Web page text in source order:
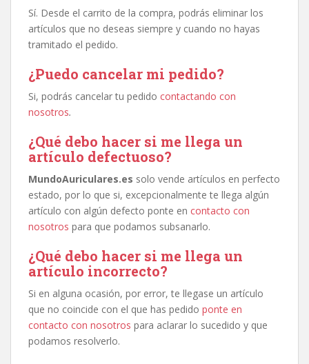
Sí. Desde el carrito de la compra, podrás eliminar los
artículos que no deseas siempre y cuando no hayas
tramitado el pedido.
¿Puedo cancelar mi pedido?
Si, podrás cancelar tu pedido contactando con
nosotros.
¿Qué debo hacer si me llega un
artículo defectuoso?
MundoAuriculares.es solo vende artículos en perfecto
estado, por lo que si, excepcionalmente te llega algún
artículo con algún defecto ponte en contacto con
nosotros para que podamos subsanarlo.
¿Qué debo hacer si me llega un
artículo incorrecto?
Si en alguna ocasión, por error, te llegase un artículo
que no coincide con el que has pedido ponte en
contacto con nosotros para aclarar lo sucedido y que
podamos resolverlo.